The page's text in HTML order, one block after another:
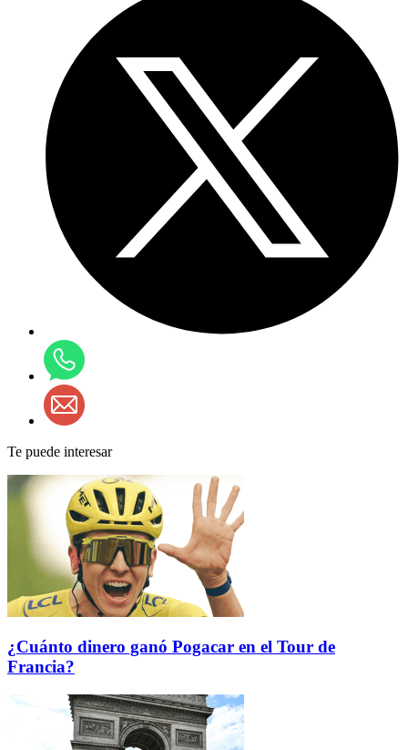
Te puede interesar
¿Cuánto dinero ganó Pogacar en el Tour de
Francia?